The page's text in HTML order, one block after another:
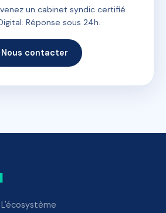
un cabinet syndic certifié
Réponse sous 24h.
Nous contacter